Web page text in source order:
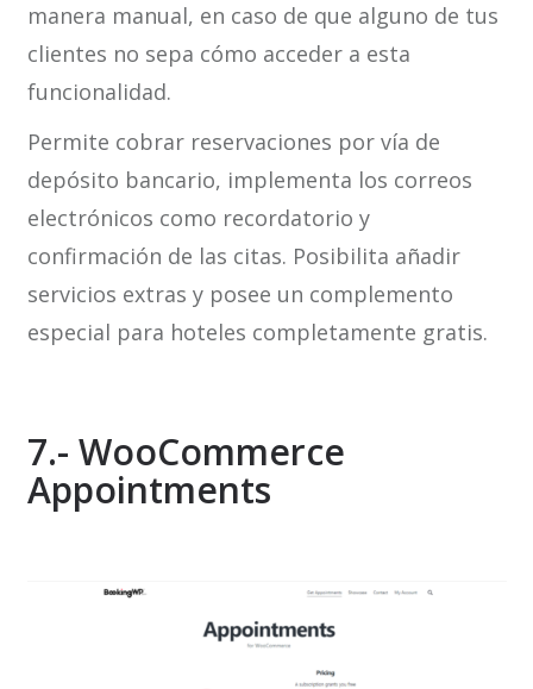
manera manual, en caso de que alguno de tus
clientes no sepa cómo acceder a esta
funcionalidad.
Permite cobrar reservaciones por vía de
depósito bancario, implementa los correos
electrónicos como recordatorio y
confirmación de las citas. Posibilita añadir
servicios extras y posee un complemento
especial para hoteles completamente gratis.
7.- WooCommerce
Appointments